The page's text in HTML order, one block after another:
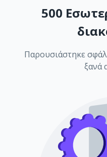
500
Παρουσιάστηκε
ξανά